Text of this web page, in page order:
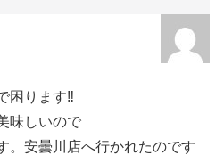
困ります‼
味しいので
。安曇川店へ行かれたのです